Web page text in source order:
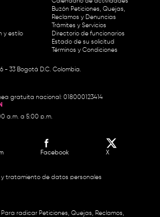
y estilo
Buzón Peticiones, Quejas,
Reclamos y Denuncias
Trámites y Servicios
Directorio de funcionarios
Estado de su solicitud
Términos y Condiciones
- 33 Bogotá D.C. Colombia.
gratuita nacional: 018000123414
a.m. a 5:00 p.m.
Facebook X
tratamiento de datos personales
radicar Peticiones, Quejas, Reclamos,